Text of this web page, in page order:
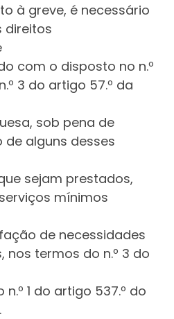
à greve, é necessário
direitos
com o disposto no n.º
3 do artigo 57.º da
sob pena de
alguns desses
sejam prestados,
mínimos
de necessidades
nos termos do n.º 3 do
1 do artigo 537.º do